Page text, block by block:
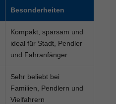
Besonderheiten
Kompakt, sparsam und
ideal für Stadt, Pendler
und Fahranfänger
Sehr beliebt bei
Familien, Pendlern und
Vielfahrern